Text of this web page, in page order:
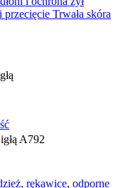
A792
rękawice, odporne